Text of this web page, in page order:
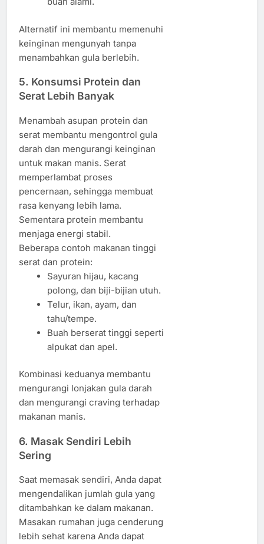
Alternatif ini membantu memenuhi
keinginan mengunyah tanpa
menambahkan gula berlebih.
5. Konsumsi Protein dan
Serat Lebih Banyak
Menambah asupan protein dan
serat membantu mengontrol gula
darah dan mengurangi keinginan
untuk makan manis. Serat
memperlambat proses
pencernaan, sehingga membuat
rasa kenyang lebih lama.
Sementara protein membantu
menjaga energi stabil.
Beberapa contoh makanan tinggi
serat dan protein:
Sayuran hijau, kacang
polong, dan biji-bijian utuh.
Telur, ikan, ayam, dan
tahu/tempe.
Buah berserat tinggi seperti
alpukat dan apel.
Kombinasi keduanya membantu
mengurangi lonjakan gula darah
dan mengurangi craving terhadap
makanan manis.
6. Masak Sendiri Lebih
Sering
Saat memasak sendiri, Anda dapat
mengendalikan jumlah gula yang
ditambahkan ke dalam makanan.
Masakan rumahan juga cenderung
lebih sehat karena Anda dapat